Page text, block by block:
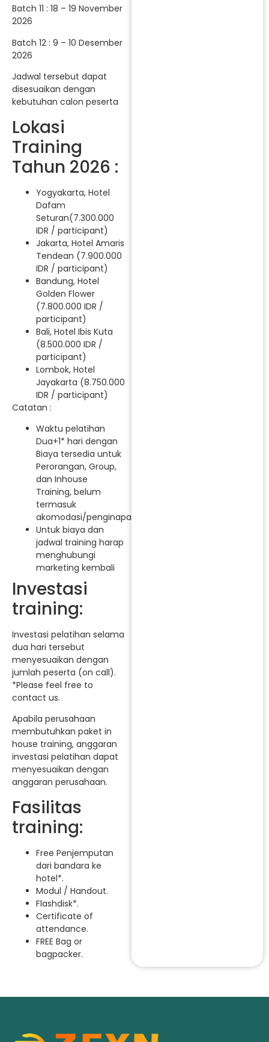
Batch 11 : 18 – 19 November
2026
Batch 12 : 9 – 10 Desember
2026
Jadwal tersebut dapat
disesuaikan dengan
kebutuhan calon peserta
Lokasi
Training
Tahun 2026 :
Yogyakarta, Hotel
Dafam
Seturan(7.300.000
IDR / participant)
Jakarta, Hotel Amaris
Tendean (7.900.000
IDR / participant)
Bandung, Hotel
Golden Flower
(7.800.000 IDR /
participant)
Bali, Hotel Ibis Kuta
(8.500.000 IDR /
participant)
Lombok, Hotel
Jayakarta (8.750.000
IDR / participant)
Catatan :
Waktu pelatihan
Dua+1* hari dengan
Biaya tersedia untuk
Perorangan, Group,
dan Inhouse
Training, belum
termasuk
akomodasi/penginapan.
Untuk biaya dan
jadwal training harap
menghubungi
marketing kembali
Investasi
training:
Investasi pelatihan selama
dua hari tersebut
menyesuaikan dengan
jumlah peserta (on call).
*Please feel free to
contact us.
Apabila perusahaan
membutuhkan paket in
house training, anggaran
investasi pelatihan dapat
menyesuaikan dengan
anggaran perusahaan.
Fasilitas
training:
Free Penjemputan
dari bandara ke
hotel*.
Modul / Handout.
Flashdisk*.
Certificate of
attendance.
FREE Bag or
bagpacker.